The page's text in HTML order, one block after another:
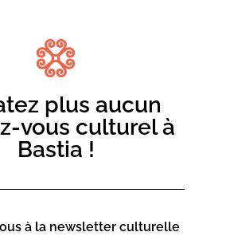
: 06 11 13 26 47 /
(isles.co) et facebook
plus aucun
vous culturel à
Bastia !
à la newsletter culturelle